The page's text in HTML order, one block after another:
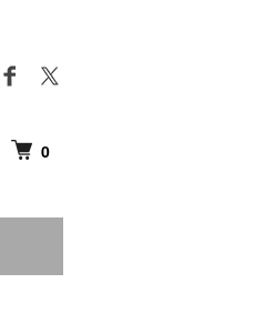
0